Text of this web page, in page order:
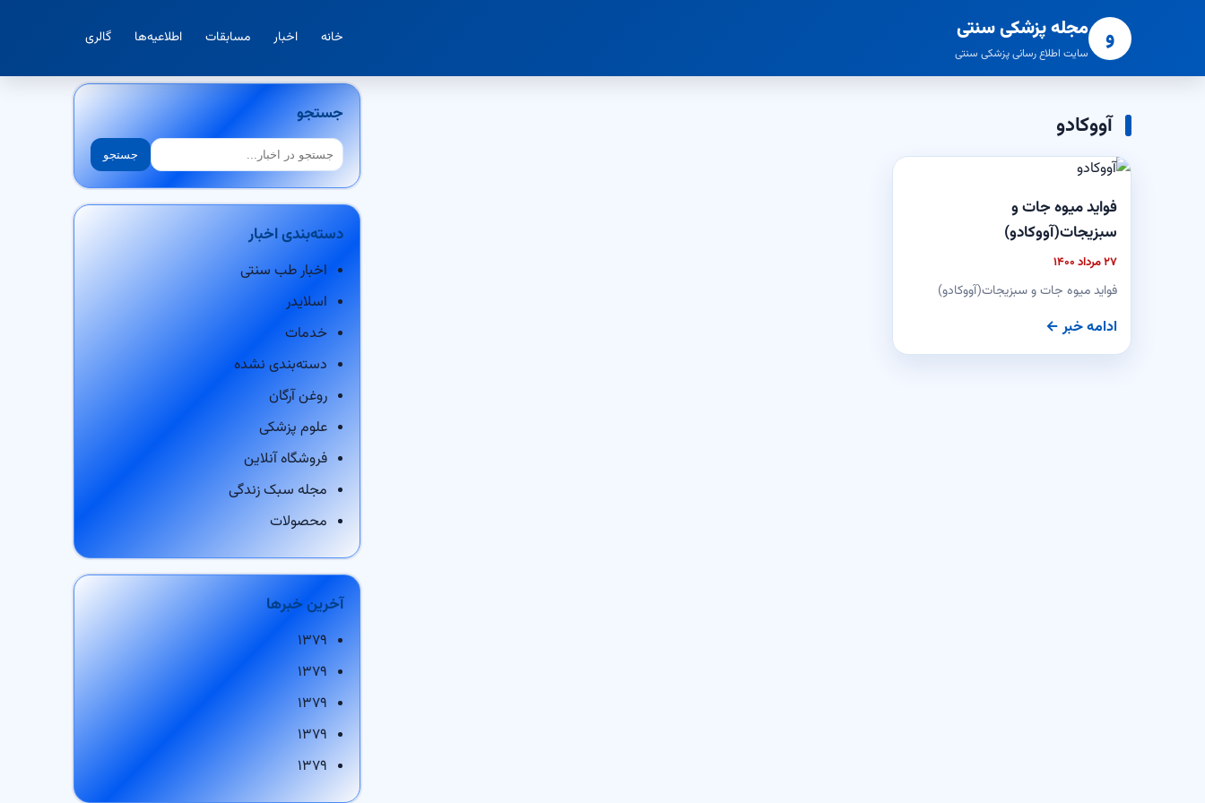
و مجله پزشکی سنتی
سایت اطلاع رسانی پزشکی سنتی
خانه اخبار مسابقات اطلاعیه‌ها گالری
آووکادو
فواید میوه جات و
سبزیجات(آووکادو)
۲۷ مرداد ۱۴۰۰
فواید میوه جات و سبزیجات(آووکادو)
ادامه خبر ←
جستجو
جستجو جستجو
دسته‌بندی اخبار
اخبار طب سنتی
اسلایدر
خدمات
دسته‌بندی نشده
روغن آرگان
علوم پزشکی
فروشگاه آنلاین
مجله سبک زندگی
محصولات
آخرین خبرها
۱۳۷۹
۱۳۷۹
۱۳۷۹
۱۳۷۹
۱۳۷۹